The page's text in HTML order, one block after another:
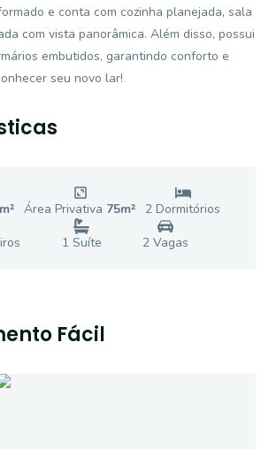
e conta com cozinha planejada, sala
com vista panorâmica. Além disso, possui
embutidos, garantindo conforto e
seu novo lar!
m² Área Privativa 75m² 2 Dormitórios
s 1 Suíte 2Vagas
Fácil